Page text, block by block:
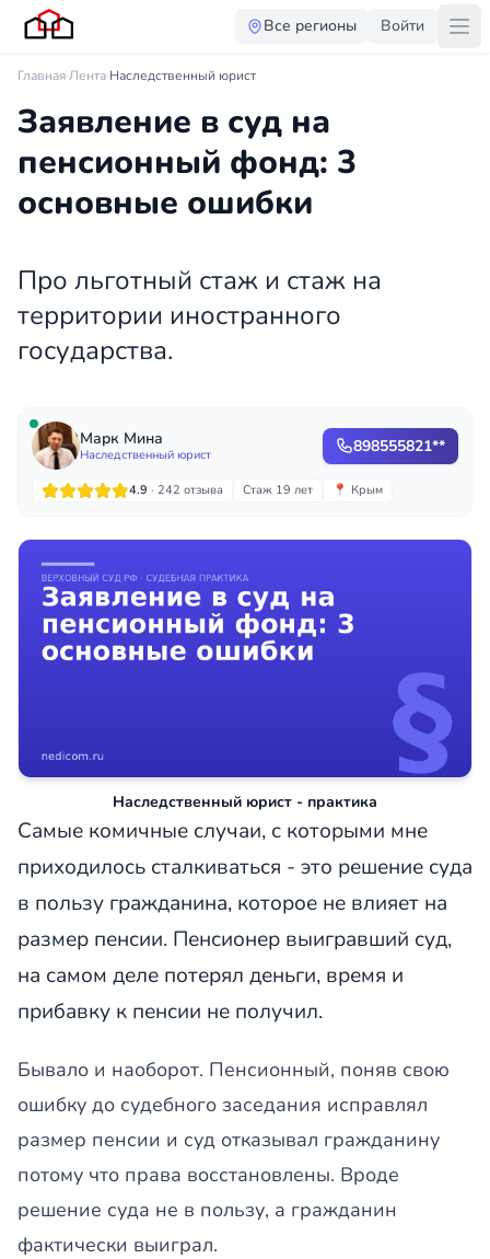
Все регионы Войти
Главная·Лента·Наследственный юрист
Заявление в суд на
пенсионный фонд: 3
основные ошибки
Про льготный стаж и стаж на
территории иностранного
государства.
Марк Мина
Наследственный юрист 898555821**
4.9 · 242 отзыва Стаж 19 лет 📍 Крым
Наследственный юрист - практика
Самые комичные случаи, с которыми мне
приходилось сталкиваться - это решение суда
в пользу гражданина, которое не влияет на
размер пенсии. Пенсионер выигравший суд,
на самом деле потерял деньги, время и
прибавку к пенсии не получил.
Бывало и наоборот. Пенсионный, поняв свою
ошибку до судебного заседания исправлял
размер пенсии и суд отказывал гражданину
потому что права восстановлены. Вроде
решение суда не в пользу, а гражданин
фактически выиграл.